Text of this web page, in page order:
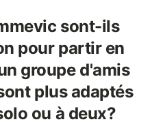
sont-ils
pour partir en
groupe d'amis
plus adaptés
ou à deux?